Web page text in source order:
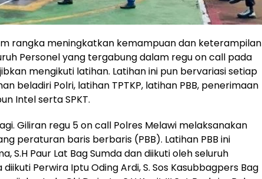
rangka meningkatkan kemampuan dan keterampilan
Personel yang tergabung dalam regu on call pada
mengikuti latihan. Latihan ini pun bervariasi setiap
beladiri Polri, latihan TPTKP, latihan PBB, penerimaan
Intel serta SPKT.
Giliran regu 5 on call Polres Melawi melaksanakan
peraturan baris berbaris (PBB). Latihan PBB ini
S.H Paur Lat Bag Sumda dan diikuti oleh seluruh
Perwira Iptu Oding Ardi, S. Sos Kasubbagpers Bag